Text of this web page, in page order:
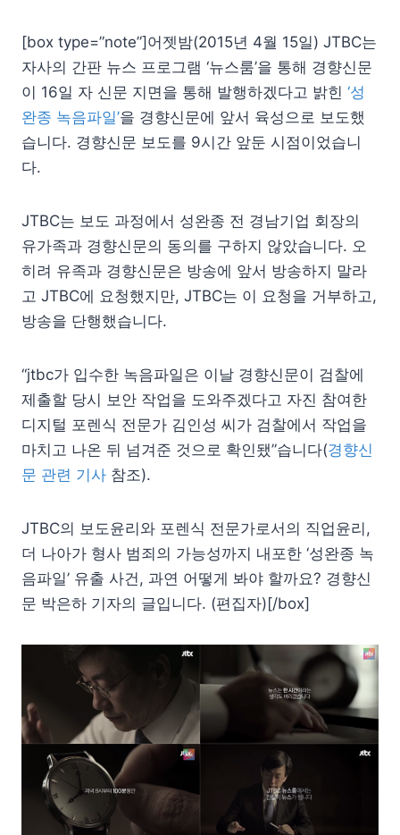
[box type=”note”]어젯밤(2015년 4월 15일) JTBC는
자사의 간판 뉴스 프로그램 ‘뉴스룸’을 통해 경향신문
이 16일 자 신문 지면을 통해 발행하겠다고 밝힌 ‘성
완종 녹음파일’을 경향신문에 앞서 육성으로 보도했
습니다. 경향신문 보도를 9시간 앞둔 시점이었습니
다.
JTBC는 보도 과정에서 성완종 전 경남기업 회장의
유가족과 경향신문의 동의를 구하지 않았습니다. 오
히려 유족과 경향신문은 방송에 앞서 방송하지 말라
고 JTBC에 요청했지만, JTBC는 이 요청을 거부하고,
방송을 단행했습니다.
“jtbc가 입수한 녹음파일은 이날 경향신문이 검찰에
제출할 당시 보안 작업을 도와주겠다고 자진 참여한
디지털 포렌식 전문가 김인성 씨가 검찰에서 작업을
마치고 나온 뒤 넘겨준 것으로 확인됐”습니다(경향신
문 관련 기사 참조).
JTBC의 보도윤리와 포렌식 전문가로서의 직업윤리,
더 나아가 형사 범죄의 가능성까지 내포한 ‘성완종 녹
음파일’ 유출 사건, 과연 어떻게 봐야 할까요? 경향신
문 박은하 기자의 글입니다. (편집자)[/box]